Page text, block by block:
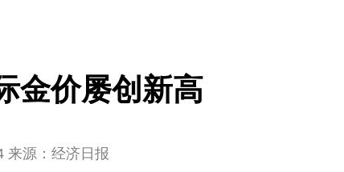
金价屡创新高
来源：经济日报